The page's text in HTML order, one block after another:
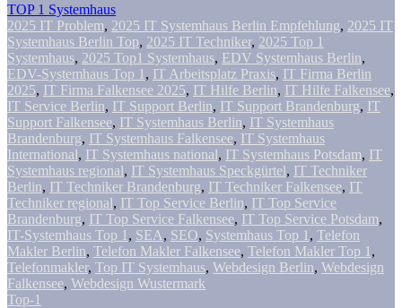
TOP 1 Systemhaus
2025 IT Problem, 2025 IT Systemhaus Berlin Empfehlung, 2025 IT
Systemhaus Berlin Top, 2025 IT Techniker, 2025 Top 1
Systemhaus, 2025 Top1 Systemhaus, EDV Systemhaus Berlin,
EDV-Systemhaus Top 1 , IT Arbeitsplatz Praxis, IT Firma Berlin
2025, IT Firma Falkensee 2025, IT Hilfe Berlin, IT Hilfe Falkensee,
IT Service Berlin, IT Support Berlin, IT Support Brandenburg, IT
Support Falkensee, IT Systemhaus Berlin, IT Systemhaus
Brandenburg, IT Systemhaus Falkensee, IT Systemhaus
International, IT Systemhaus national, IT Systemhaus Potsdam, IT
Systemhaus regional, IT Systemhaus Speckgürtel, IT Techniker
Berlin, IT Techniker Brandenburg, IT Techniker Falkensee, IT
Techniker regional, IT Top Service Berlin, IT Top Service
Brandenburg, IT Top Service Falkensee, IT Top Service Potsdam,
IT-Systemhaus Top 1 , SEA, SEO, Systemhaus Top 1 , Telefon
Makler Berlin, Telefon Makler Falkensee, Telefon Makler Top 1 ,
Telefonmakler, Top IT Systemhaus, Webdesign Berlin, Webdesign
Falkensee, Webdesign Wustermark
Top-1